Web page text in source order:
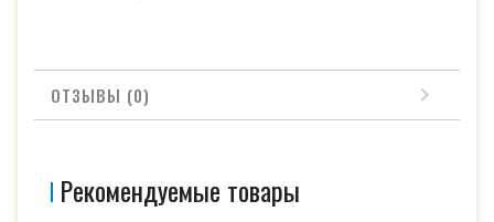
ОТЗЫВЫ (0)
Рекомендуемые товары